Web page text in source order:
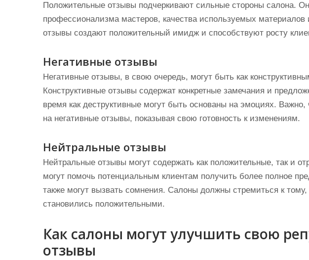
Положительные отзывы подчеркивают сильные стороны салона.
профессионализма мастеров, качества используемых
отзывы создают положительный имидж и способствуют росту
Негативные отзывы
Негативные отзывы, в свою очередь, могут быть как
Конструктивные отзывы содержат конкретные замечания и
время как деструктивные могут быть основаны на эмоциях.
на негативные отзывы, показывая свою готовность к изменениям.
Нейтральные отзывы
Нейтральные отзывы могут содержать как положительные, так и
могут помочь потенциальным клиентам получить более полное
также могут вызвать сомнения. Салоны должны стремиться к
становились положительными.
Как салоны могут улучшить свою
отзывы